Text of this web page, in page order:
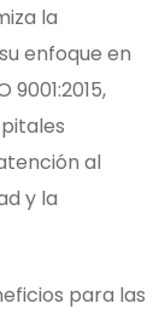
la
enfoque en
al
y la
para las